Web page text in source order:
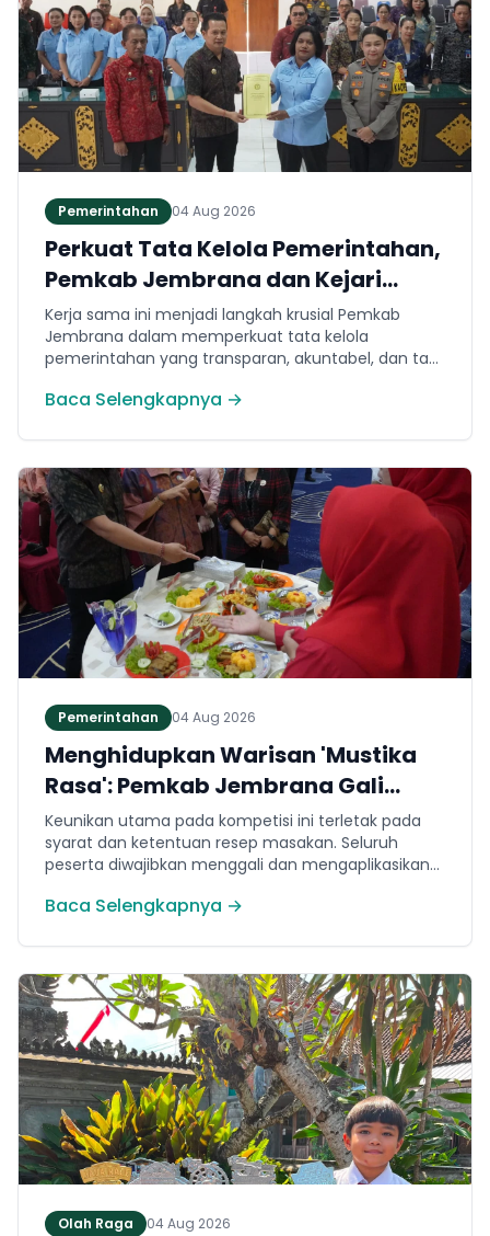
Pemerintahan 04 Aug 2026
Perkuat Tata Kelola Pemerintahan,
Pemkab Jembrana dan Kejari
Jembrana Sepakati Kerja Sama
Hukum Datun
Kerja sama ini menjadi langkah krusial Pemkab
Jembrana dalam memperkuat tata kelola
pemerintahan yang transparan, akuntabel, dan taat
mencakup tiga domain utama, yakni pemberian
tindakan hukum lainnya.
Baca Selengkapnya →
Pemerintahan 04 Aug 2026
Menghidupkan Warisan 'Mustika
Rasa': Pemkab Jembrana Gali
Keteladanan Bung Karno Lewat
Lomba Cipta Menu Kuliner
Keunikan utama pada kompetisi ini terletak pada
syarat dan ketentuan resep masakan. Seluruh
peserta diwajibkan menggali dan mengaplikasikan
Mustika Rasa—buku kumpulan resep Nusantara
Indonesia, Ir. Soekarno. Melalui panduan resep
historis tersebut, para peserta berhasil
menghidangkan berbagai kreasi olahan pangan
lokal yang tidak hanya lezat tetapi juga bergizi,
beragam, aman dan seimbang.
Baca Selengkapnya →
Olah Raga 04 Aug 2026